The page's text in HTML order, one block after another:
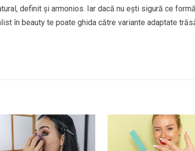
definit și armonios. Iar dacă nu ești sigură ce
în beauty te poate ghida către variante adaptate